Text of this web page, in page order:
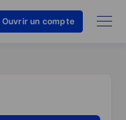
Ouvrir un compte